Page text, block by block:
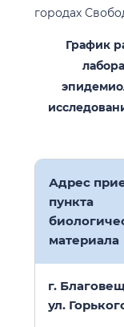
городах
График
Адрес
пункта
материала
г.
ул.